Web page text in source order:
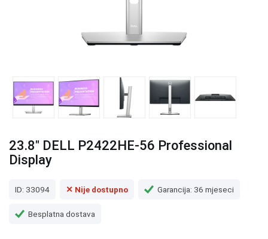
23.8" DELL P2422HE-56 Professional
Display
ID: 33094 ✕ Nije dostupno Garancija: 36 mjeseci
Besplatna dostava